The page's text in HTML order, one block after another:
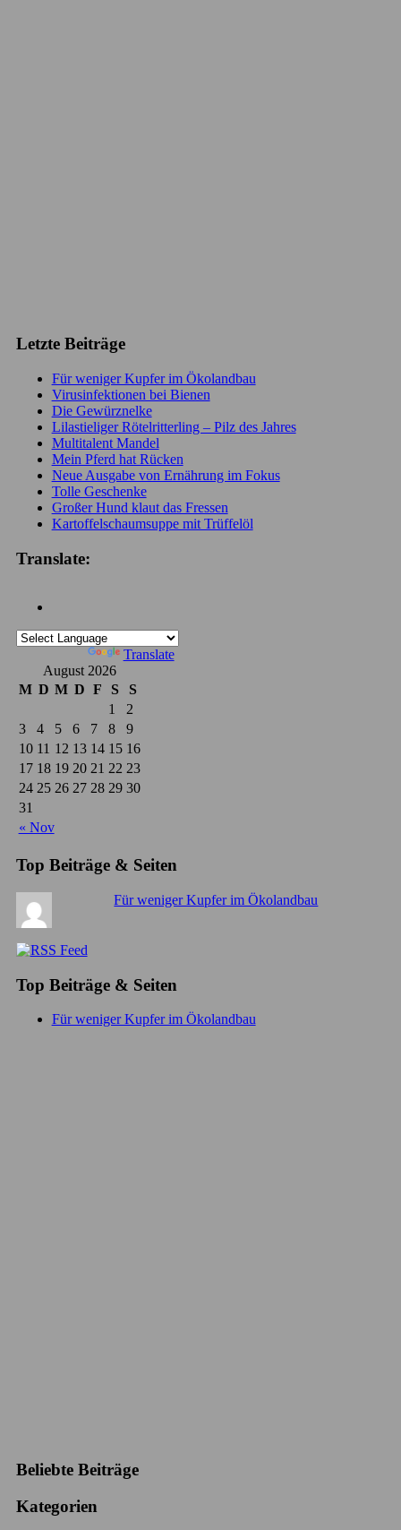
Letzte Beiträge
Für weniger Kupfer im Ökolandbau
Virusinfektionen bei Bienen
Die Gewürznelke
Lilastieliger Rötelritterling – Pilz des Jahres
Multitalent Mandel
Mein Pferd hat Rücken
Neue Ausgabe von Ernährung im Fokus
Tolle Geschenke
Großer Hund klaut das Fressen
Kartoffelschaumsuppe mit Trüffelöl
Translate:
Translate
August 2026
M D M D F S S
« Nov
1
2
3
4 5 6 7 8
9
10 11 12 13 14 15 16
17 18 19 20 21 22 23
24 25 26 27 28 29 30
31
Top Beiträge & Seiten
Für weniger Kupfer im Ökolandbau
Top Beiträge & Seiten
Für weniger Kupfer im Ökolandbau
Beliebte Beiträge
Kategorien